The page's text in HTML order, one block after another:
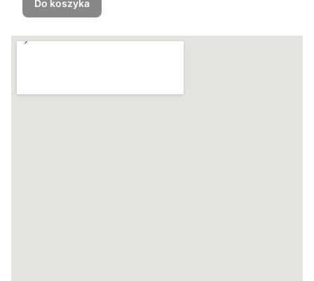
Do koszyka